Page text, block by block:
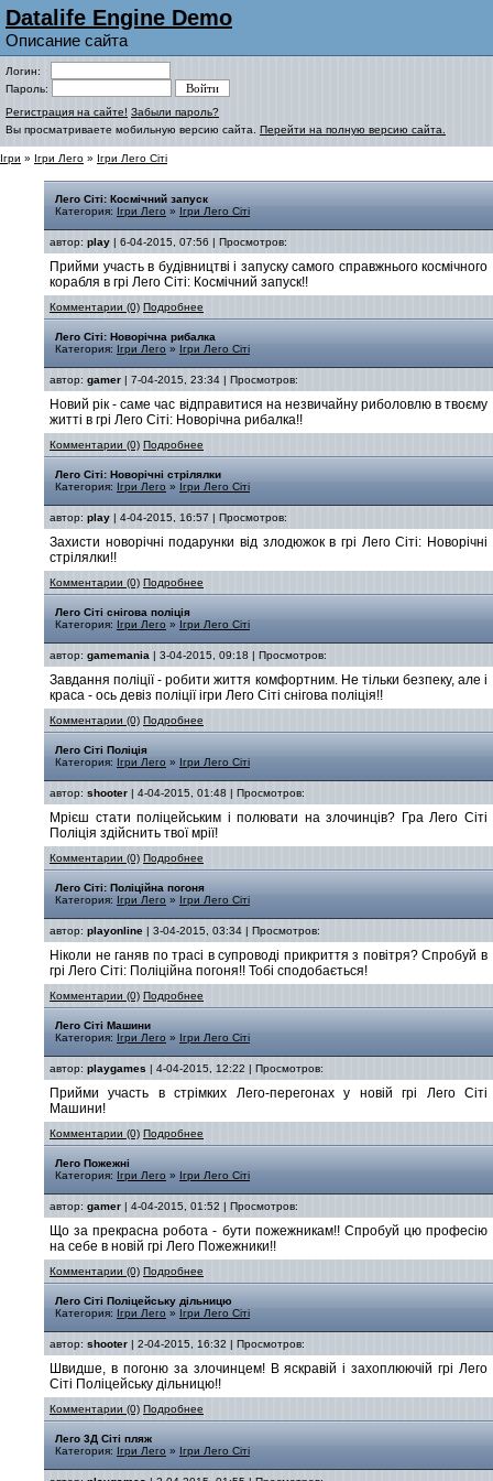
Datalife Engine Demo
Описание сайта
Логин:
Пароль:
Регистрация на сайте! Забыли пароль?
Вы просматриваете мобильную версию сайта. Перейти на полную версию сайта.
Ігри » Ігри Лего » Ігри Лего Сіті
Лего Сіті: Космічний запуск
Категория: Ігри Лего » Ігри Лего Сіті
автор: play | 6-04-2015, 07:56 | Просмотров:
Прийми участь в будівництві і запуску самого справжнього космічного
корабля в грі Лего Сіті: Космічний запуск!!
Комментарии (0) Подробнее
Лего Сіті: Новорічна рибалка
Категория: Ігри Лего » Ігри Лего Сіті
автор: gamer | 7-04-2015, 23:34 | Просмотров:
Новий рік - саме час відправитися на незвичайну риболовлю в твоєму
житті в грі Лего Сіті: Новорічна рибалка!!
Комментарии (0) Подробнее
Лего Сіті: Новорічні стрілялки
Категория: Ігри Лего » Ігри Лего Сіті
автор: play | 4-04-2015, 16:57 | Просмотров:
Захисти новорічні подарунки від злодюжок в грі Лего Сіті: Новорічні
стрілялки!!
Комментарии (0) Подробнее
Лего Сіті снігова поліція
Категория: Ігри Лего » Ігри Лего Сіті
автор: gamemania | 3-04-2015, 09:18 | Просмотров:
Завдання поліції - робити життя комфортним. Не тільки безпеку, але і
краса - ось девіз поліції ігри Лего Сіті снігова поліція!!
Комментарии (0) Подробнее
Лего Сіті Поліція
Категория: Ігри Лего » Ігри Лего Сіті
автор: shooter | 4-04-2015, 01:48 | Просмотров:
Мрієш стати поліцейським і полювати на злочинців? Гра Лего Сіті
Поліція здійснить твої мрії!
Комментарии (0) Подробнее
Лего Сіті: Поліційна погоня
Категория: Ігри Лего » Ігри Лего Сіті
автор: playonline | 3-04-2015, 03:34 | Просмотров:
Ніколи не ганяв по трасі в супроводі прикриття з повітря? Спробуй в
грі Лего Сіті: Поліційна погоня!! Тобі сподобається!
Комментарии (0) Подробнее
Лего Сіті Машини
Категория: Ігри Лего » Ігри Лего Сіті
автор: playgames | 4-04-2015, 12:22 | Просмотров:
Прийми участь в стрімких Лего-перегонах у новій грі Лего Сіті
Машини!
Комментарии (0) Подробнее
Лего Пожежні
Категория: Ігри Лего » Ігри Лего Сіті
автор: gamer | 4-04-2015, 01:52 | Просмотров:
Що за прекрасна робота - бути пожежникам!! Спробуй цю професію
на себе в новій грі Лего Пожежники!!
Комментарии (0) Подробнее
Лего Сіті Поліцейську дільницю
Категория: Ігри Лего » Ігри Лего Сіті
автор: shooter | 2-04-2015, 16:32 | Просмотров:
Швидше, в погоню за злочинцем! В яскравій і захоплюючій грі Лего
Сіті Поліцейську дільницю!!
Комментарии (0) Подробнее
Лего 3Д Сіті пляж
Категория: Ігри Лего » Ігри Лего Сіті